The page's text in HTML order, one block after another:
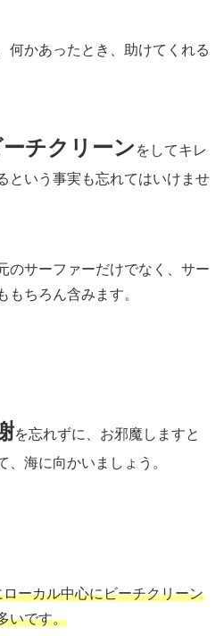
何かあったとき、助けてくれる
ーチクリーン をしてキレ
という事実も忘れてはいけませ
のサーファーだけでなく、サー
もちろん含みます。
を忘れずに、お邪魔しますと
、海に向かいましょう。
ーカル中心にビーチクリーン
いです。